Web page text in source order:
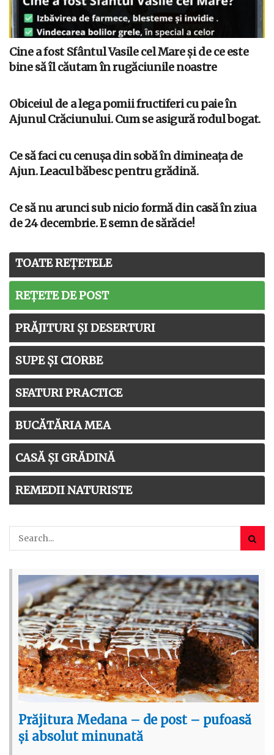
Cine a fost Sfântul Vasile cel Mare și de ce este
bine să îl căutam în rugăciunile noastre
Obiceiul de a lega pomii fructiferi cu paie în
Ajunul Crăciunului. Cum se asigură rodul bogat.
Ce să faci cu cenușa din sobă în dimineața de
Ajun. Leacul băbesc pentru grădină.
Ce să nu arunci sub nicio formă din casă în ziua
de 24 decembrie. E semn de sărăcie!
TOATE REȚETELE
REȚETE DE POST
PRĂJITURI ȘI DESERTURI
SUPE ȘI CIORBE
SFATURI PRACTICE
BUCĂTĂRIA MEA
CASĂ ȘI GRĂDINĂ
REMEDII NATURISTE
Prăjitura Medana – de post – pufoasă
și absolut minunată